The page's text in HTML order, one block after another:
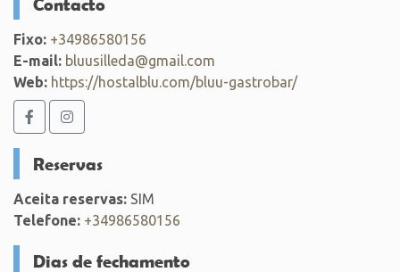
Fixo: +34986580156
E-mail: bluusilleda@gmail.com
Web: https://hostalblu.com/bluu-gastrobar/
Reservas
Aceita reservas: SIM
Telefone: +34986580156
Dias de fechamento